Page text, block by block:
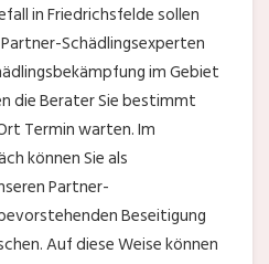
in Friedrichsfelde sollen
Schädlingsexperten
im Gebiet
die Berater Sie bestimmt
Termin warten. Im
können Sie als
Partner-
Beseitigung
Auf diese Weise können